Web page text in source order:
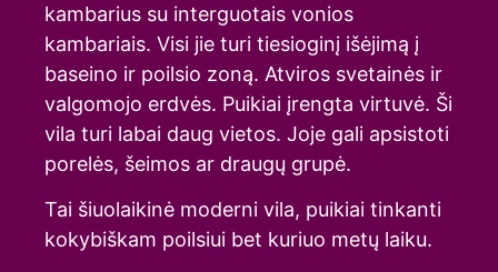
kambarius su interguotais vonios
kambariais. Visi jie turi tiesioginį išėjimą į
baseino ir poilsio zoną. Atviros svetainės ir
valgomojo erdvės. Puikiai įrengta virtuvė. Ši
vila turi labai daug vietos. Joje gali apsistoti
porelės, šeimos ar draugų grupė.
Tai šiuolaikinė moderni vila, puikiai tinkanti
kokybiškam poilsiui bet kuriuo metų laiku.